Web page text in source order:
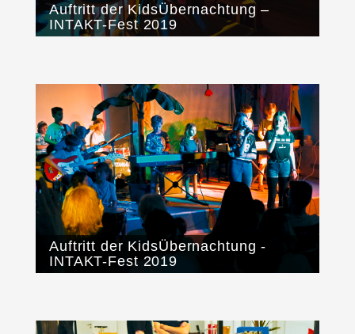
Auftritt der KidsÜbernachtung –
INTAKT-Fest 2019
Auftritt der KidsÜbernachtung -
INTAKT-Fest 2019